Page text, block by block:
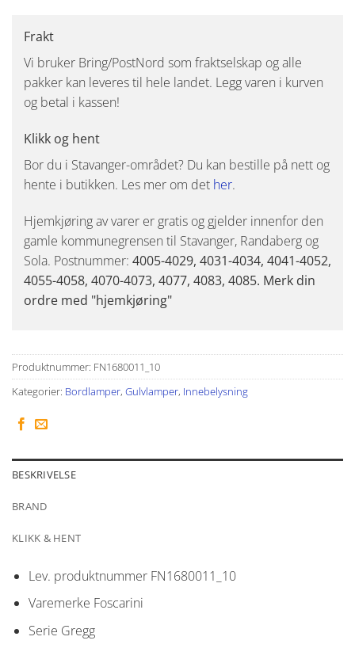
Frakt
Vi bruker Bring/PostNord som fraktselskap og alle
pakker kan leveres til hele landet. Legg varen i kurven
og betal i kassen!
Klikk og hent
Bor du i Stavanger-området? Du kan bestille på nett og
hente i butikken. Les mer om det her.
Hjemkjøring av varer er gratis og gjelder innenfor den
gamle kommunegrensen til Stavanger, Randaberg og
Sola. Postnummer: 4005-4029, 4031-4034, 4041-4052,
4055-4058, 4070-4073, 4077, 4083, 4085. Merk din
ordre med "hjemkjøring"
Produktnummer: FN1680011_10
Kategorier: Bordlamper, Gulvlamper, Innebelysning
BESKRIVELSE
BRAND
KLIKK & HENT
Lev. produktnummer FN1680011_10
Varemerke Foscarini
Serie Gregg